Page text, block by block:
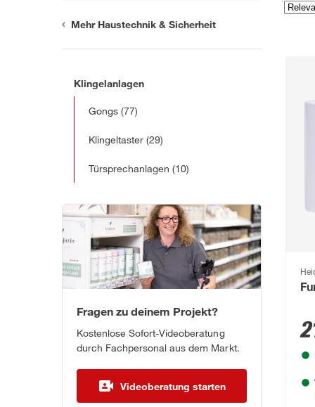
Mehr Haustechnik & Sicherheit
Klingelanlagen
Gongs (77)
Klingeltaster (29)
Türsprechanlagen (10)
Fragen zu deinem Projekt?
Kostenlose Sofort-Videoberatung
durch Fachpersonal aus dem Markt.
Videoberatung starten